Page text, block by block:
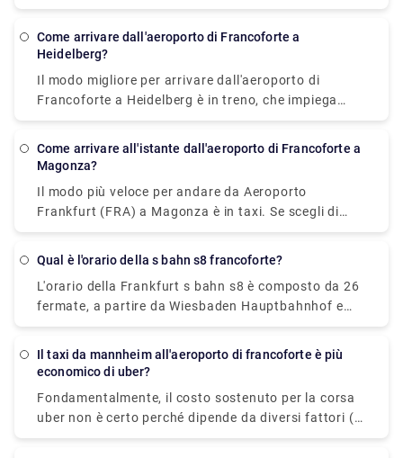
auto con un costo del carburante di € 100.
Come arrivare dall'aeroporto di Francoforte a
Heidelberg?
Il modo migliore per arrivare dall'aeroporto di
Francoforte a Heidelberg è in treno, che impiega
circa un'ora via Mannheim, Hbf. Un biglietto di sola
prendere la navetta che impiega circa 2 ore per
Come arrivare all'istante dall'aeroporto di Francoforte a
Magonza?
Il modo più veloce per andare da Aeroporto
Frankfurt (FRA) a Magonza è in taxi. Se scegli di
intraprendere questo percorso, costerà tra € 60 e €
Qual è l'orario della s bahn s8 francoforte?
L'orario della Frankfurt s bahn s8 è composto da 26
fermate, a partire da Wiesbaden Hauptbahnhof e
termina a Offenbach (Main) Ostbahnhof. Opera 24
Il taxi da mannheim all'aeroporto di francoforte è più
economico di uber?
Fondamentalmente, il costo sostenuto per la corsa
uber non è certo perché dipende da diversi fattori (la
data prevista, il numero di passeggeri, ecc.) Che